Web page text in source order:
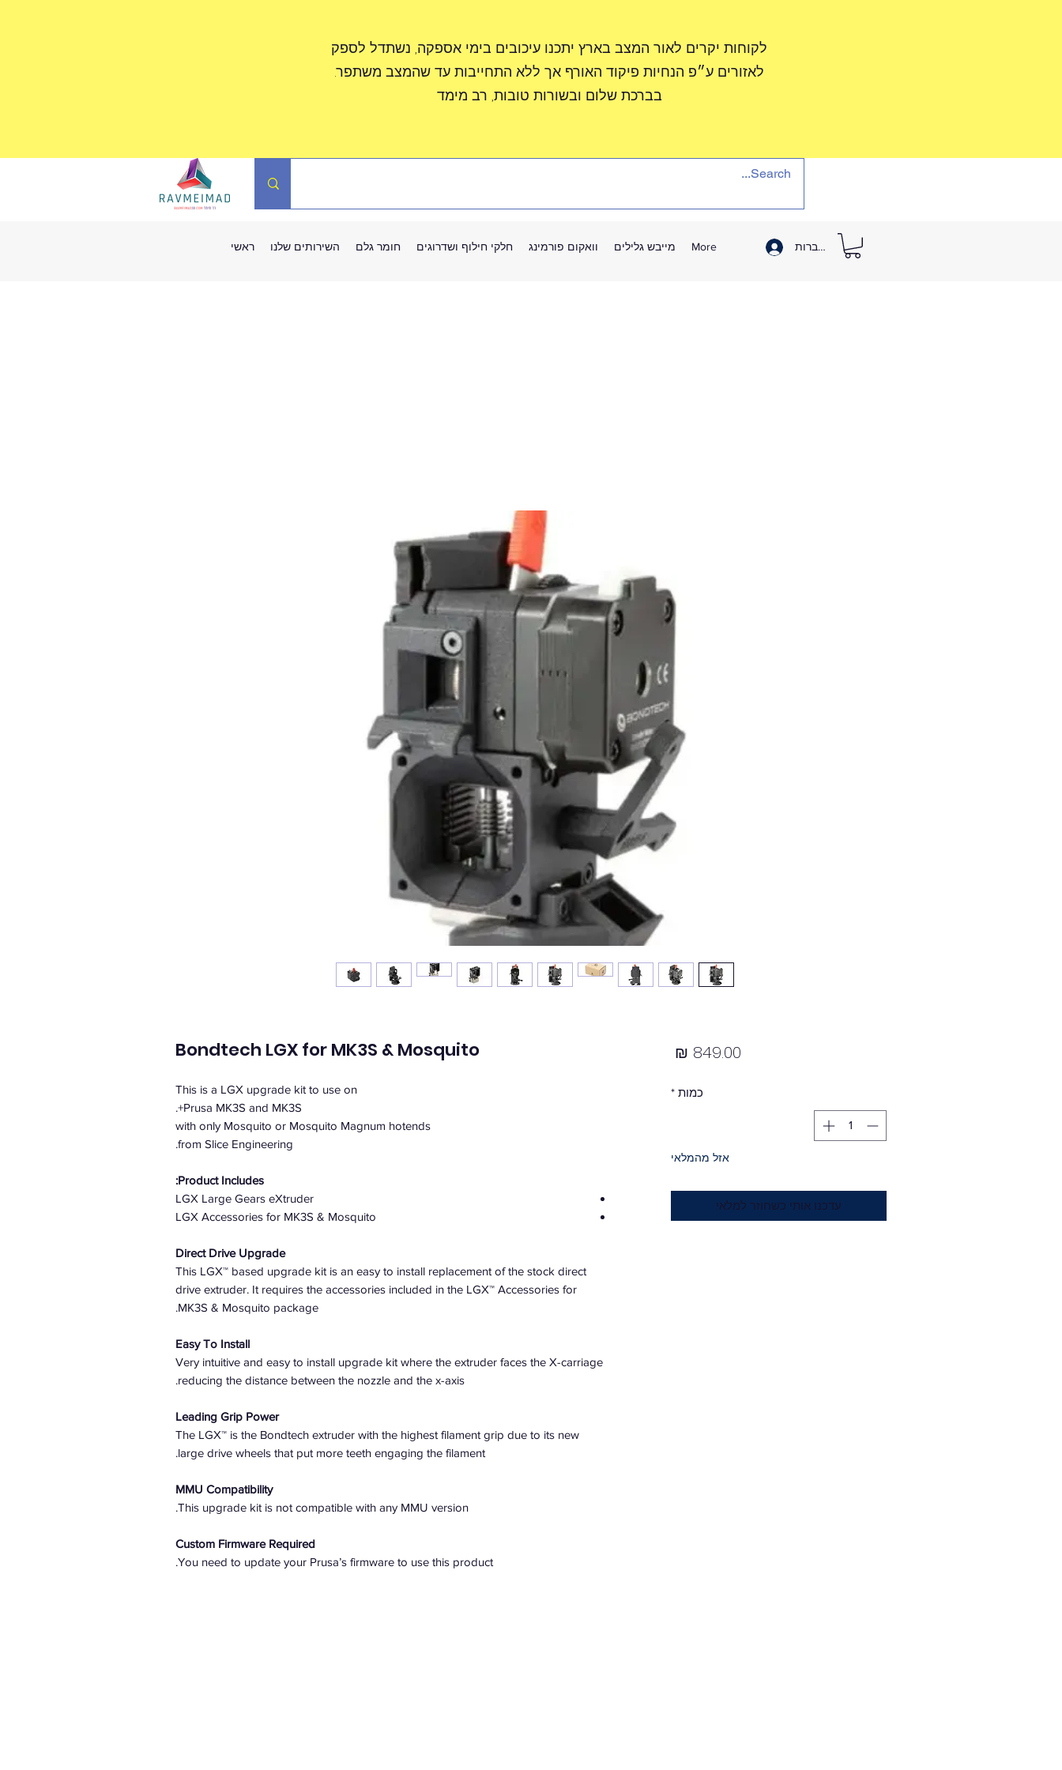
לקוחות יקרים לאור המצב בארץ יתכנו עיכובים בימי אספקה, נשתדל לספק
לאזורים ע״פ הנחיות פיקוד האורף אך ללא התחייבות עד שהמצב משתפר.
בברכת שלום ובשורות טובות, רב מימד
ראשי השירותים שלנו חומר גלם חלקי חילוף ושדרוגים וואקום פורמינג מייבש גלילים More להתחברות
Bondtech LGX for MK3S & Mosquito
This is a LGX upgrade kit to use on
Prusa MK3S and MK3S+.
with only Mosquito or Mosquito Magnum hotends
from Slice Engineering.
Product Includes:
LGX Large Gears eXtruder
LGX Accessories for MK3S & Mosquito
Direct Drive Upgrade
This LGX™ based upgrade kit is an easy to install replacement of the stock direct
drive extruder. It requires the accessories included in the LGX™ Accessories for
MK3S & Mosquito package.
Easy To Install
Very intuitive and easy to install upgrade kit where the extruder faces the X-carriage
reducing the distance between the nozzle and the x-axis.
Leading Grip Power
The LGX™ is the Bondtech extruder with the highest filament grip due to its new
large drive wheels that put more teeth engaging the filament.
MMU Compatibility
This upgrade kit is not compatible with any MMU version.
Custom Firmware Required
You need to update your Prusa’s firmware to use this product.
כמות *
אזל מהמלאי
עדכנו אותי כשחוזר למלאי